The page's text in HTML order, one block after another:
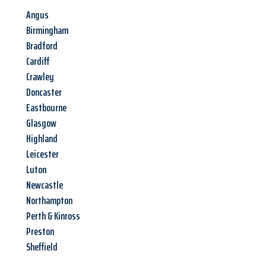
Angus
Birmingham
Bradford
Cardiff
Crawley
Doncaster
Eastbourne
Glasgow
Highland
Leicester
Luton
Newcastle
Northampton
Perth & Kinross
Preston
Sheffield